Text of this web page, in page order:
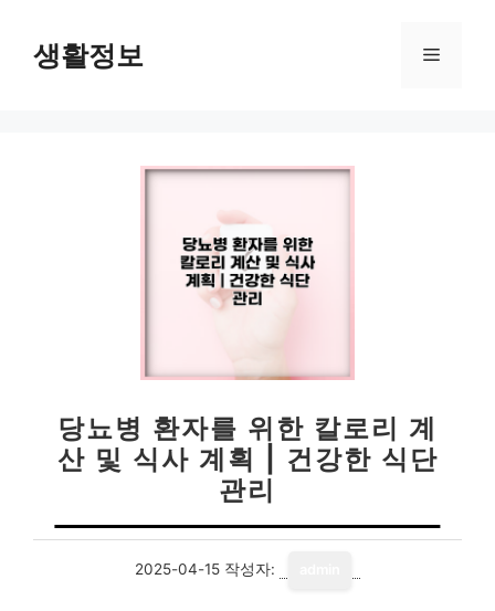
생활정보 메
당뇨병 환자를 위한 칼로리 계
산 및 식사 계획 | 건강한 식단
관리
2025-04-15 작성자: